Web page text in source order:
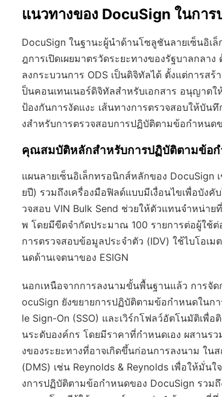
แนวทางของ DocuSign ในกา
DocuSign ในฐานะผู้นำด้านโซลูชันลายเซ็นอิ
ฎการเปิดเผยมาตรวัดระยะทางของรัฐบาลกล
ลงกระบวนการ ODS เป็นดิจิทัลได้ ตั้งแต่การส
ป็นคอนเทนเนอร์ดิจิทัลสำหรับเอกสาร อนุญาต
ป้องกันการงัดแงะ เส้นทางการตรวจสอบให้บัน
งสำหรับการตรวจสอบการปฏิบัติตามข้อกำหนด
คุณสมบัติหลักสำหรับการปฏิบัติตามข้อก
แผนลายเซ็นอิเล็กทรอนิกส์หลักของ DocuSign
ยปี) รวมถึงเครื่องมือฟิลด์แบบมีเงื่อนไขเพื่อบัง
วจสอบ VIN Bulk Send ช่วยให้ตัวแทนจำหน่า
พ โดยมีขีดจำกัดประมาณ 100 รายการต่อผู้ใช้
การตรวจสอบข้อมูลประจำตัว (IDV) ใช้ไบโอเ
นดด้านเจตนาของ ESIGN
นอกเหนือจากการลงนามขั้นพื้นฐานแล้ว การจั
ocuSign ยังขยายการปฏิบัติตามข้อกำหนดในก
le Sign-On (SSO) และเวิร์กโฟลว์อัตโนมัติเพื่
นระดับองค์กร โดยมีราคาที่กำหนดเอง ผสานร
งของระยะทางที่อาจเกิดขึ้นก่อนการลงนาม ใ
(DMS) เช่น Reynolds & Reynolds เพื่อให้มั่น
งการปฏิบัติตามข้อกำหนดของ DocuSign รวม